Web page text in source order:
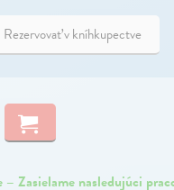
Rezervovať v kníhkupectve
– Zasielame nasledujúci